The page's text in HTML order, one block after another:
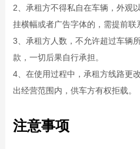
2、承租方不得私自在车辆，外观
挂横幅或者广告字体的，需提前联
3、承租方人数，不允许超过车辆
款，一切后果自行承担。
4、在使用过程中，承租方线路更
出经营范围内，供车方有权拒载。
注意事项